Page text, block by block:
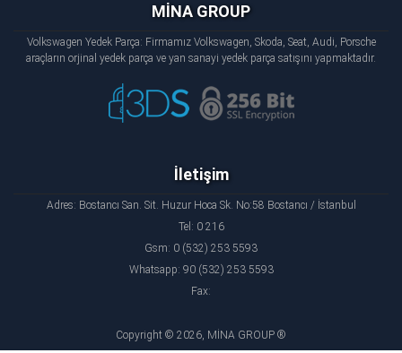
MİNA GROUP
Volkswagen Yedek Parça: Firmamız Volkswagen, Skoda, Seat, Audi, Porsche
araçların orjinal yedek parça ve yan sanayi yedek parça satışını yapmaktadır.
İletişim
Adres: Bostancı San. Sit. Huzur Hoca Sk. No:58 Bostancı / İstanbul
Tel: 0 216
Gsm: 0 (532) 253 5593
Whatsapp: 90 (532) 253 5593
Fax:
Copyright © 2026, MİNA GROUP ®